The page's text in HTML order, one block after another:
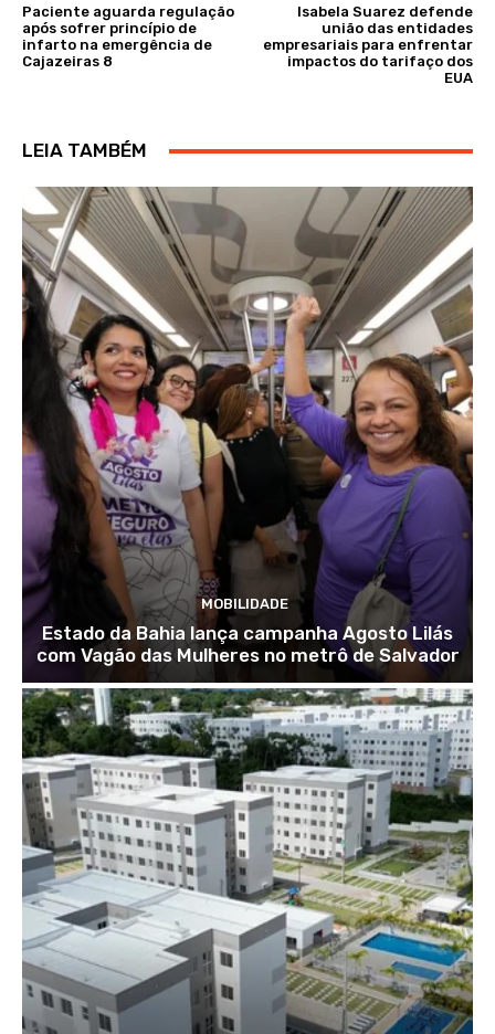
Paciente aguarda regulação
após sofrer princípio de
infarto na emergência de
Cajazeiras 8
Isabela Suarez defende
união das entidades
empresariais para enfrentar
impactos do tarifaço dos
EUA
LEIA TAMBÉM
MOBILIDADE
Estado da Bahia lança campanha Agosto Lilás
com Vagão das Mulheres no metrô de Salvador